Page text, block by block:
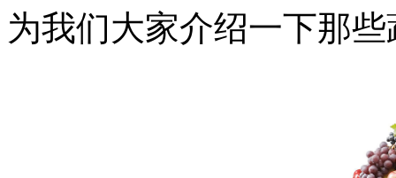
为我们大家介绍一下那